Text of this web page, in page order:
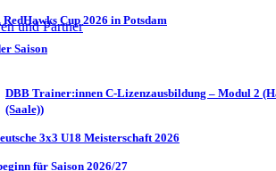
und Partner
RedHawks Cup 2026 in Potsdam
Saison
DBB Trainer:innen C-Lizenzausbildung – Modul 2
(Saale))
3x3 U18 Meisterschaft 2026
für Saison 2026/27